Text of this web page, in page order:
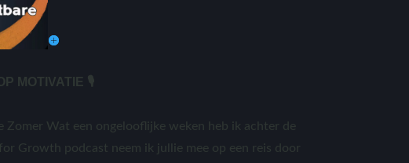
MOTIVATIE 🎙️
Zomer Wat een ongelooflijke weken heb ik achter de
Growth podcast neem ik jullie mee op een reis door